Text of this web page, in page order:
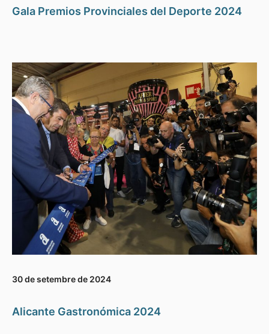
Gala Premios Provinciales del Deporte 2024
30 de setembre de 2024
Alicante Gastronómica 2024